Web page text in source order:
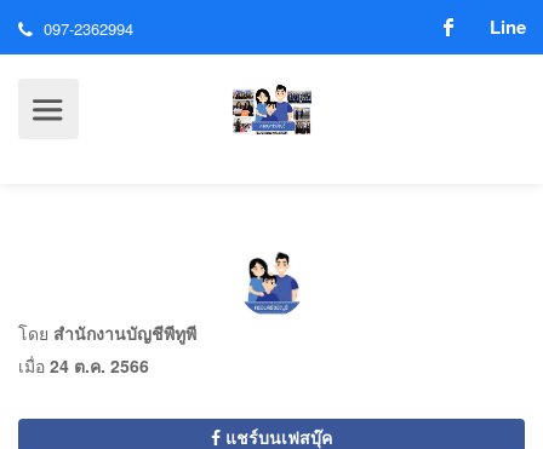
097-2362994 Line
โดย สำนักงานบัญชีพีทูพี
เมื่อ 24 ต.ค. 2566
แชร์บนเฟสบุ๊ค